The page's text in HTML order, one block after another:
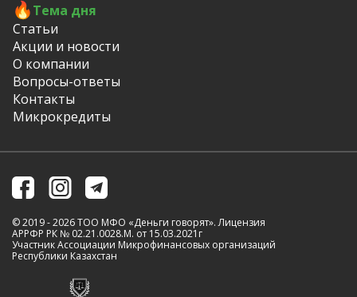
Тема дня
Статьи
Акции и новости
О компании
Вопросы-ответы
Контакты
Микрокредиты
© 2019 - 2026 ТОО МФО «Деньги говорят». Лицензия
АРРФР РК № 02.21.0028.M. от 15.03.2021г
Участник Ассоциации Микрофинансовых организаций
Республики Казахстан